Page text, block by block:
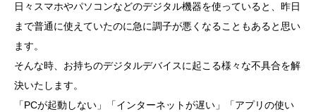
日々スマホやパソコンなどのデジタル機器を使っていると、昨日
まで普通に使えていたのに急に調子が悪くなることもあると思い
ます。
そんな時、お持ちのデジタルデバイスに起こる様々な不具合を解
決いたします。
「PCが起動しない」「インターネットが遅い」「アプリの使い